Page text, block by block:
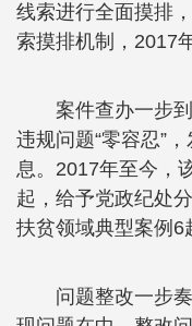
线索进行全面摸排
索摸排机制，2017
案件查办一步
违规问题“零容忍”
息。2017年至今，
起，给予党政纪处
扶贫领域典型案例6
问题整改一步